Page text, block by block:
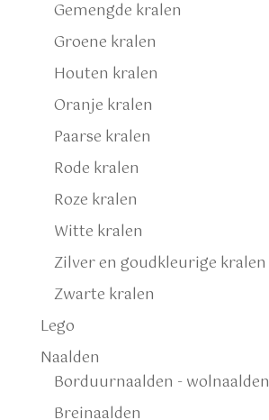
Gemengde kralen
Groene kralen
Houten kralen
Oranje kralen
Paarse kralen
Rode kralen
Roze kralen
Witte kralen
Zilver en goudkleurige kralen
Zwarte kralen
Lego
Naalden
Borduurnaalden - wolnaalden
Breinaalden